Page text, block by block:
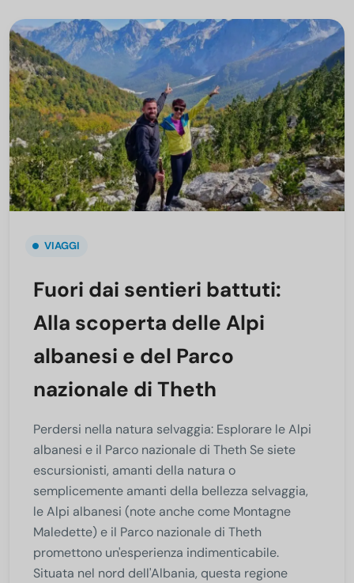
VIAGGI
Fuori dai sentieri battuti:
Alla scoperta delle Alpi
albanesi e del Parco
nazionale di Theth
Perdersi nella natura selvaggia: Esplorare le Alpi
albanesi e il Parco nazionale di Theth Se siete
escursionisti, amanti della natura o
semplicemente amanti della bellezza selvaggia,
le Alpi albanesi (note anche come Montagne
Maledette) e il Parco nazionale di Theth
promettono un'esperienza indimenticabile.
Situata nel nord dell'Albania, questa regione